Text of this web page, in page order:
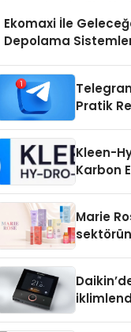
Ekomaxi İle
Depolama
Pratik
Kleen-
Karbon
Aldı
Marie